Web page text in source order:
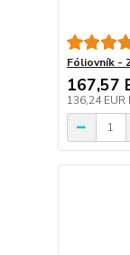
Fóliovník -
167,57
136,24 EUR